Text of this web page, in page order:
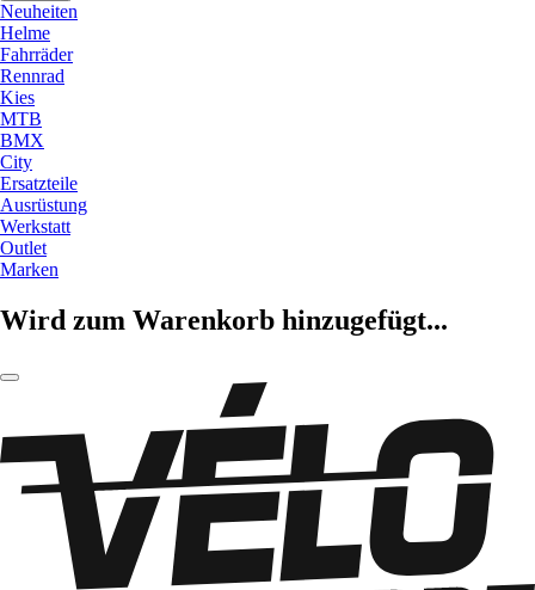
Neuheiten
Helme
Fahrräder
Rennrad
Kies
MTB
BMX
City
Ersatzteile
Ausrüstung
Werkstatt
Outlet
Marken
Wird zum Warenkorb hinzugefügt...